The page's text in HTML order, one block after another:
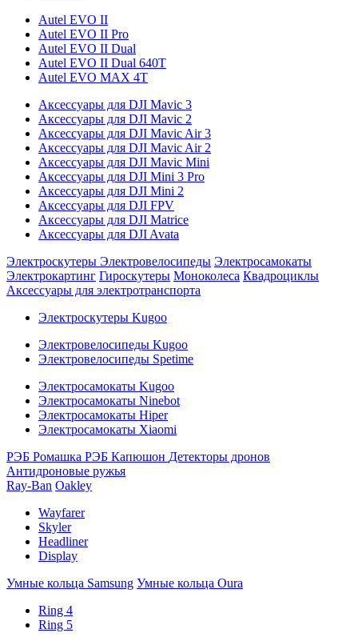
Autel EVO II
Autel EVO II Pro
Autel EVO II Dual
Autel EVO II Dual 640T
Autel EVO MAX 4T
Аксессуары для DJI Mavic 3
Аксессуары для DJI Mavic 2
Аксессуары для DJI Mavic Air 3
Аксессуары для DJI Mavic Air 2
Аксессуары для DJI Mavic Mini
Аксессуары для DJI Mini 3 Pro
Аксессуары для DJI Mini 2
Аксессуары для DJI FPV
Аксессуары для DJI Matrice
Аксессуары для DJI Avata
Электроскутеры Электровелосипеды Электросамокаты
Электрокартинг Гироскутеры Моноколеса Квадроциклы
Аксессуары для электротранспорта
Электроскутеры Kugoo
Электровелосипеды Kugoo
Электровелосипеды Spetime
Электросамокаты Kugoo
Электросамокаты Ninebot
Электросамокаты Hiper
Электросамокаты Xiaomi
РЭБ Ромашка РЭБ Капюшон Детекторы дронов
Антидроновые ружья
Ray-Ban Oakley
Wayfarer
Skyler
Headliner
Display
Умные кольца Samsung Умные кольца Oura
Ring 4
Ring 5